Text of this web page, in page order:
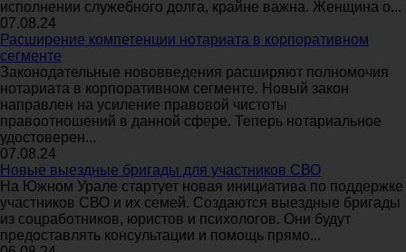
исполнении служебного долга, крайне важна. Женщина о...
07.08.24
Расширение компетенции нотариата в корпоративном
сегменте
Законодательные нововведения расширяют полномочия
нотариата в корпоративном сегменте. Новый закон
направлен на усиление правовой чистоты
правоотношений в данной сфере. Теперь нотариальное
удостоверен...
07.08.24
Новые выездные бригады для участников СВО
На Южном Урале стартует новая инициатива по поддержке
участников СВО и их семей. Создаются выездные бригады
из соцработников, юристов и психологов. Они будут
предоставлять консультации и помощь прямо...